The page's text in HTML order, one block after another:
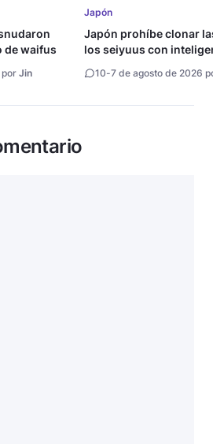
de waifus
Jin
Japón
Japón prohíbe clonar
los seiyuus con
10-7 de agosto de 2026